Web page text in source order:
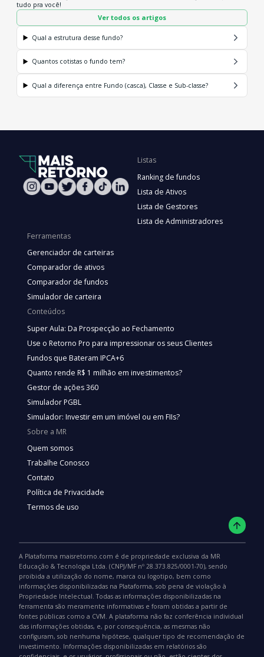
tudo pra você!
Ver todos os artigos
Qual a estrutura desse fundo?
Quantos cotistas o fundo tem?
Qual a diferença entre Fundo (casca), Classe e Sub-classe?
Listas
Ranking de fundos
Lista de Ativos
Lista de Gestores
Lista de Administradores
Ferramentas
Gerenciador de carteiras
Comparador de ativos
Comparador de fundos
Simulador de carteira
Conteúdos
Super Aula: Da Prospecção ao Fechamento
Use o Retorno Pro para impressionar os seus Clientes
Fundos que Bateram IPCA+6
Quanto rende R$ 1 milhão em investimentos?
Gestor de ações 360
Simulador PGBL
Simulador: Investir em um imóvel ou em FIIs?
Sobre a MR
Quem somos
Trabalhe Conosco
Contato
Política de Privacidade
Termos de uso
A Plataforma maisretorno.com é de propriedade exclusiva da MR
Educação & Tecnologia Ltda. (CNPJ/MF nº 28.373.825/0001-70), sendo
proibida a utilização do nome, marca ou logotipo, bem como
informações disponibilizadas na Plataforma, sob pena de violação à
Propriedade Intelectual. Todas as informações disponibilizadas na
ferramenta são meramente informativas e foram obtidas a partir de
fontes públicas como a CVM. A plataforma não faz conferência individual
das informações obtidas, e, por consequência, as mesmas não
configuram, sob nenhuma hipótese, qualquer tipo de recomendação de
investimento. Informações disponibilizadas em relatórios são